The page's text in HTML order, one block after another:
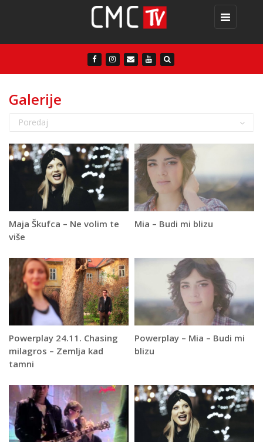
Toggle
Galerije
Poredaj
Maja Škufca – Ne volim te
više
Mia – Budi mi blizu
Powerplay 24.11. Chasing
milagros – Zemlja kad
tamni
Powerplay – Mia – Budi mi
blizu